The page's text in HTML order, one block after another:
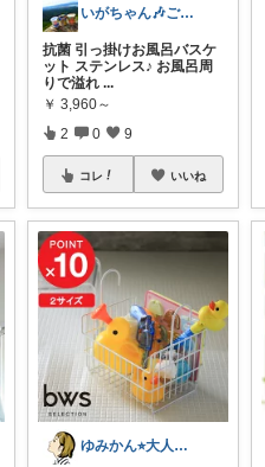
いがちゃん🎶ご購入感謝です🎶
抗菌 引っ掛けお風呂バスケ
ット ステンレス♪ お風呂周
りで溢れ ...
￥ 3,960～
2 0 9
コレ いいね
ゆみかん⭐︎大人の暮らし研究室